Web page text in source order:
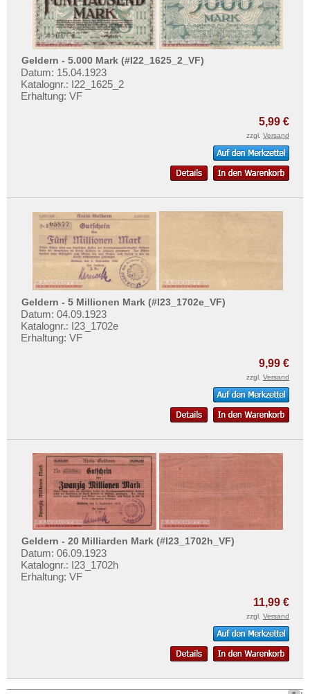
Geldern - 5.000 Mark (#I22_1625_2_VF)
Datum: 15.04.1923
Katalognr.: I22_1625_2
Erhaltung: VF
5,99 €
zzgl. Versand
Geldern - 5 Millionen Mark (#I23_1702e_VF)
Datum: 04.09.1923
Katalognr.: I23_1702e
Erhaltung: VF
9,99 €
zzgl. Versand
Geldern - 20 Milliarden Mark (#I23_1702h_VF)
Datum: 06.09.1923
Katalognr.: I23_1702h
Erhaltung: VF
11,99 €
zzgl. Versand